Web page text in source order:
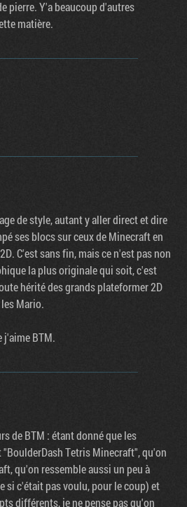
pierre. Y'a beaucoup d'autres
matière.
de style, autant y aller direct et dire
ses blocs sur ceux de Minecraft en
C'est sans fin, mais ce n'est pas non
la plus originale qui soit, c'est
hérité des grands plateformer 2D
Mario.
j'aime BTM.
de BTM : étant donné que les
Tetris Minecraft", qu'on
qu'on ressemble aussi un peu à
si c'était pas voulu, pour le coup) et
différents, je ne pense pas qu'on